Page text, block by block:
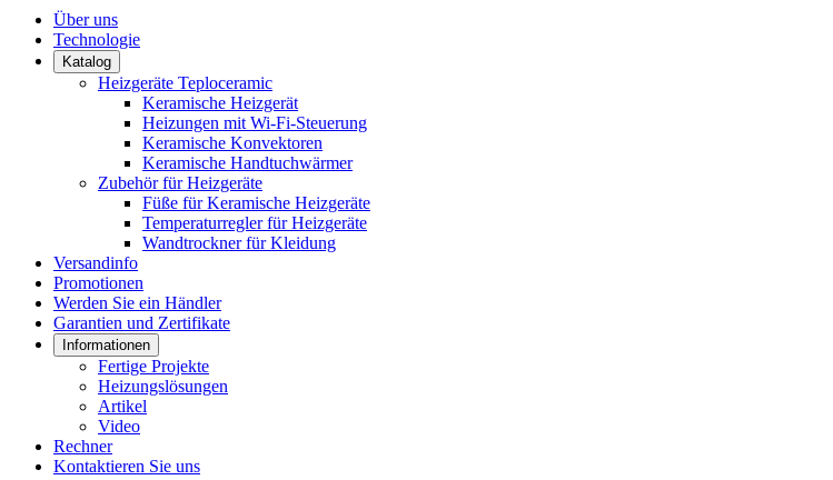
Über uns
Technologie
Katalog
Heizgeräte Teploceramic
Keramische Heizgerät
Heizungen mit Wi-Fi-Steuerung
Keramische Konvektoren
Keramische Handtuchwärmer
Zubehör für Heizgeräte
Füße für Keramische Heizgeräte
Temperaturregler für Heizgeräte
Wandtrockner für Kleidung
Versandinfo
Promotionen
Werden Sie ein Händler
Garantien und Zertifikate
Informationen
Fertige Projekte
Heizungslösungen
Artikel
Video
Rechner
Kontaktieren Sie uns